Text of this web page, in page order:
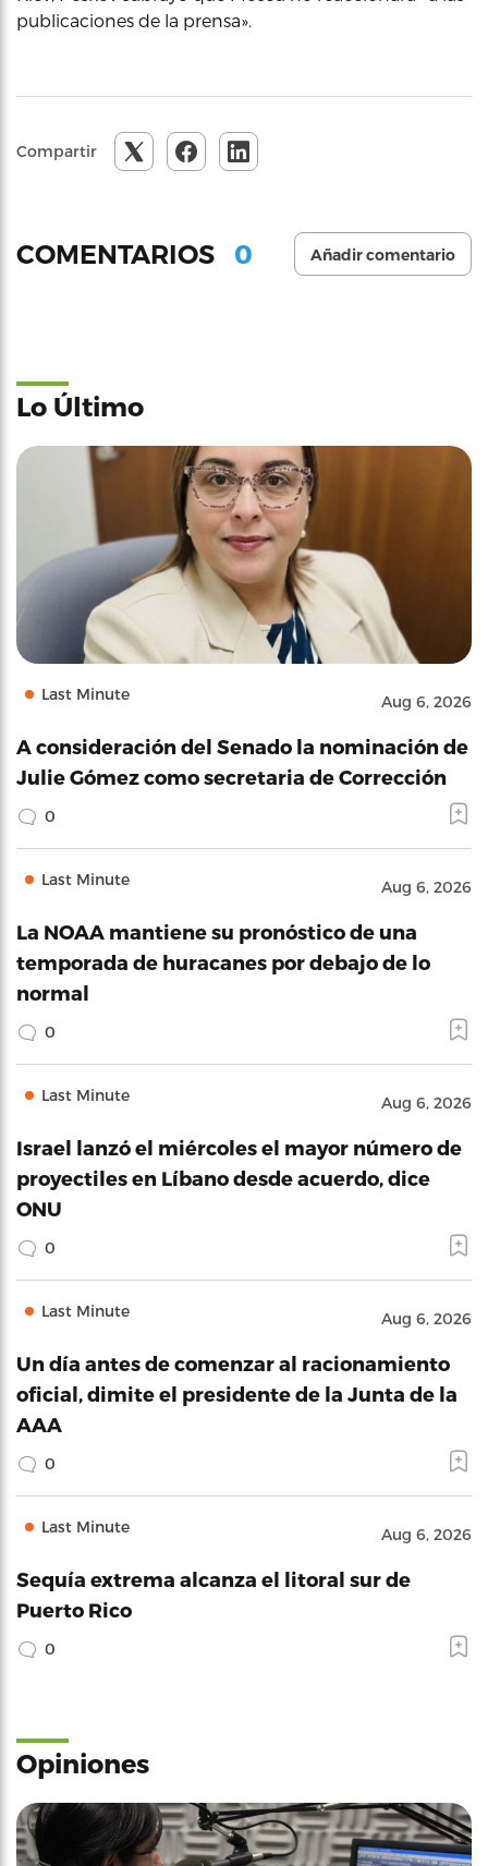
publicaciones de la prensa».
Compartir
COMENTARIOS 0 Añadir comentario
Lo Último
Last Minute Aug 6, 2026
A consideración del Senado la nominación de
Julie Gómez como secretaria de Corrección
0
Last Minute Aug 6, 2026
La NOAA mantiene su pronóstico de una
temporada de huracanes por debajo de lo
normal
0
Last Minute Aug 6, 2026
Israel lanzó el miércoles el mayor número de
proyectiles en Líbano desde acuerdo, dice
ONU
0
Last Minute Aug 6, 2026
Un día antes de comenzar al racionamiento
oficial, dimite el presidente de la Junta de la
AAA
0
Last Minute Aug 6, 2026
Sequía extrema alcanza el litoral sur de
Puerto Rico
0
Opiniones